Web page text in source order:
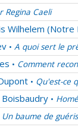
Regina Caeli
Wilhelem (Notre
• A quoi sert le
• Comment
• Qu'est-ce
•
Un baume de